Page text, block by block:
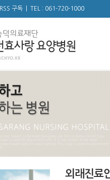
RSS 구독 TEL : 061-720-1000
외래진료